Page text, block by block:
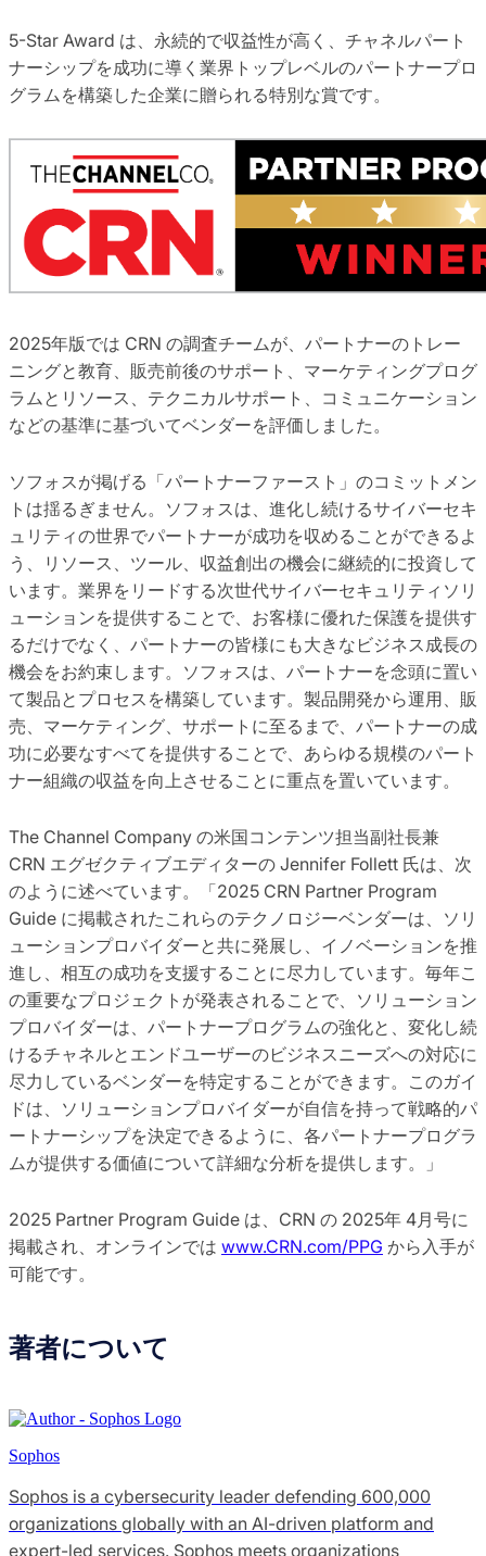
5-Star Award は、永続的で収益性が高く、チャネルパート
ナーシップを成功に導く業界トップレベルのパートナープロ
グラムを構築した企業に贈られる特別な賞です。
2025年版では CRN の調査チームが、パートナーのトレー
ニングと教育、販売前後のサポート、マーケティングプログ
ラムとリソース、テクニカルサポート、コミュニケーション
などの基準に基づいてベンダーを評価しました。
ソフォスが掲げる「パートナーファースト」のコミットメン
トは揺るぎません。ソフォスは、進化し続けるサイバーセキ
ュリティの世界でパートナーが成功を収めることができるよ
う、リソース、ツール、収益創出の機会に継続的に投資して
います。業界をリードする次世代サイバーセキュリティソリ
ューションを提供することで、お客様に優れた保護を提供す
るだけでなく、パートナーの皆様にも大きなビジネス成長の
機会をお約束します。ソフォスは、パートナーを念頭に置い
て製品とプロセスを構築しています。製品開発から運用、販
売、マーケティング、サポートに至るまで、パートナーの成
功に必要なすべてを提供することで、あらゆる規模のパート
ナー組織の収益を向上させることに重点を置いています。
The Channel Company の米国コンテンツ担当副社長兼
CRN エグゼクティブエディターの Jennifer Follett 氏は、次
のように述べています。「2025 CRN Partner Program
Guide に掲載されたこれらのテクノロジーベンダーは、ソリ
ューションプロバイダーと共に発展し、イノベーションを推
進し、相互の成功を支援することに尽力しています。毎年こ
の重要なプロジェクトが発表されることで、ソリューション
プロバイダーは、パートナープログラムの強化と、変化し続
けるチャネルとエンドユーザーのビジネスニーズへの対応に
尽力しているベンダーを特定することができます。このガイ
ドは、ソリューションプロバイダーが自信を持って戦略的パ
ートナーシップを決定できるように、各パートナープログラ
ムが提供する価値について詳細な分析を提供します。」
2025 Partner Program Guide は、CRN の 2025年 4月号に
掲載され、オンラインでは www.CRN.com/PPG から入手が
可能です。
著者について
Sophos
Sophos is a cybersecurity leader defending 600,000
organizations globally with an AI-driven platform and
expert-led services. Sophos meets organizations